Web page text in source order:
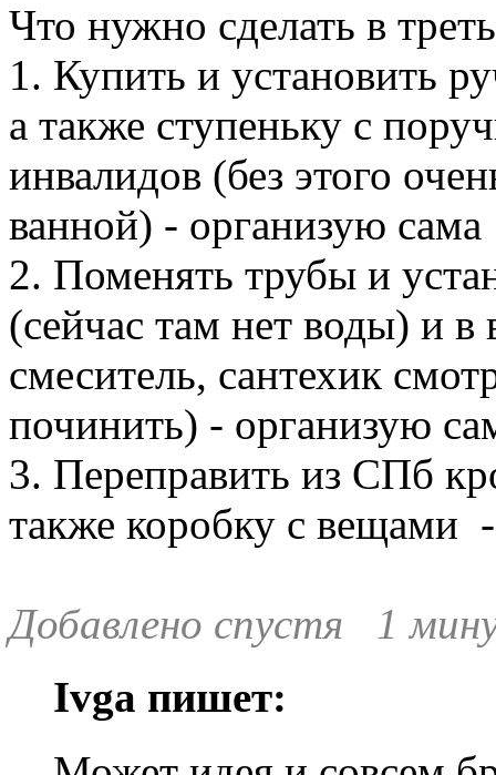
Что нужно сделать в
1. Купить и установить
а также ступеньку с
инвалидов (без этого
ванной) - организую сама
2. Поменять трубы и
(сейчас там нет воды) и
смеситель, сантехик
починить) - организую
3. Переправить из СПб
также коробку с вещами
Добавлено спустя 1
Ivga пишет: